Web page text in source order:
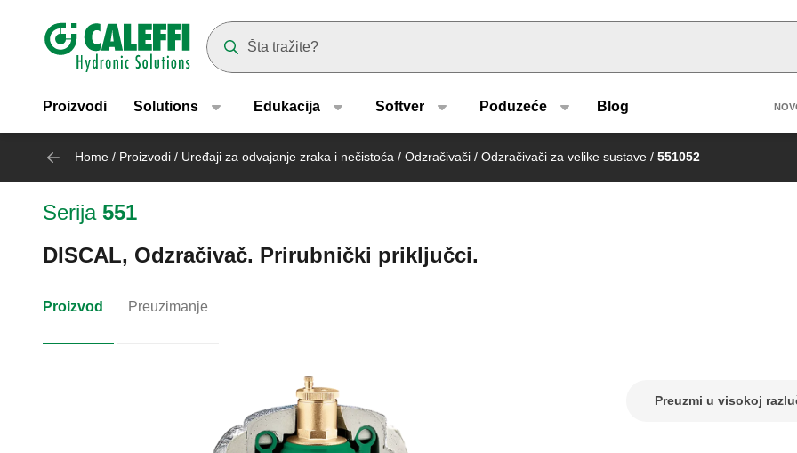
Header main navigation
Proizvodi Solutions Edukacija Softver Poduzeće Blog
Home / Proizvodi / Uređaji za odvajanje zraka i nečistoća / Odzračivači / Odzračivači za velike sustave / 551052
Serija 551
DISCAL, Odzračivač. Prirubnički priključci.
Proizvod Preuzimanje
Preuzmi u visokoj